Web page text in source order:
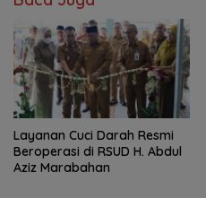
Layanan Cuci Darah Resmi
Beroperasi di RSUD H. Abdul
Aziz Marabahan